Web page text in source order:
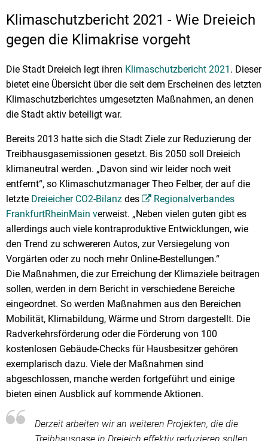
Klimaschutzbericht 2021 - Wie Dreieich
gegen die Klimakrise vorgeht
Die Stadt Dreieich legt ihren Klimaschutzbericht 2021 . Dieser
bietet eine Übersicht über die seit dem Erscheinen des letzten
Klimaschutzberichtes umgesetzten Maßnahmen, an denen
die Stadt aktiv beteiligt war.
Bereits 2013 hatte sich die Stadt Ziele zur Reduzierung der
Treibhausgasemissionen gesetzt. Bis 2050 soll Dreieich
klimaneutral werden. „Davon sind wir leider noch weit
entfernt“, so Klimaschutzmanager Theo Felber, der auf die
letzte Dreieicher CO2-Bilanz des
Regionalverbandes
FrankfurtRheinMain verweist. „Neben vielen guten gibt es
allerdings auch viele kontraproduktive Entwicklungen, wie
den Trend zu schwereren Autos, zur Versiegelung von
Vorgärten oder zu noch mehr Online-Bestellungen.“
Die Maßnahmen, die zur Erreichung der Klimaziele beitragen
sollen, werden in dem Bericht in verschiedene Bereiche
eingeordnet. So werden Maßnahmen aus den Bereichen
Mobilität, Klimabildung, Wärme und Strom dargestellt. Die
Radverkehrsförderung oder die Förderung von 100
kostenlosen Gebäude-Checks für Hausbesitzer gehören
exemplarisch dazu. Viele der Maßnahmen sind
abgeschlossen, manche werden fortgeführt und einige
bieten einen Ausblick auf kommende Aktionen.
Derzeit arbeiten wir an weiteren Projekten, die die
Treibhausgase in Dreieich effektiv reduzieren sollen.